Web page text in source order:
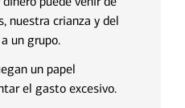
nuestra crianza y del
un grupo.
un papel
el gasto excesivo.